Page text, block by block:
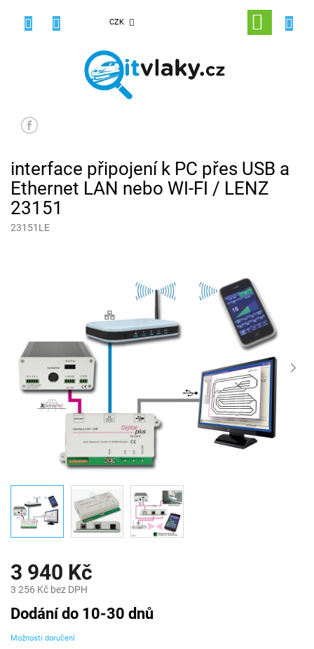
CZK
NÁKUPNÍ
KOŠÍK
interface připojení k PC přes USB a
Ethernet LAN nebo WI-FI / LENZ
23151
23151LE
3 940 Kč
3 256 Kč bez DPH
Měrná
cena:
Dodání do 10-30 dnů
Možnosti doručení